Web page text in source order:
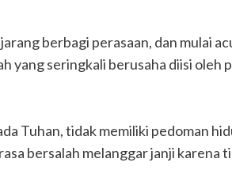
berbagi perasaan, dan mulai
yang seringkali berusaha diisi oleh
Tuhan, tidak memiliki pedoman
bersalah melanggar janji karena